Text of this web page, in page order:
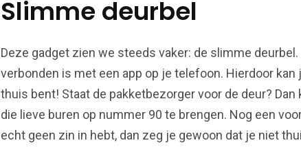
Slimme deurbel
Deze gadget zien we steeds vaker: de slimme
verbonden is met een app op je telefoon. Hierdoor
thuis bent! Staat de pakketbezorger voor de deur?
die lieve buren op nummer 90 te brengen. Nog een
echt geen zin in hebt, dan zeg je gewoon dat je niet